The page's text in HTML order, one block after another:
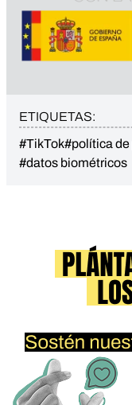
ETIQUETAS:
#TikTok#política
#datos biométricos